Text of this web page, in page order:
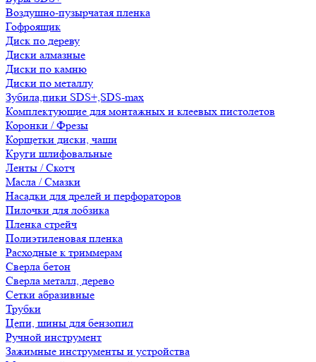
Воздушно-пузырчатая пленка
Гофроящик
Диск по дереву
Диски алмазные
Диски по камню
Диски по металлу
Зубила,пики SDS+,SDS-max
Комплектующие для монтажных и клеевых пистолетов
Коронки / Фрезы
Корщетки диски, чаши
Круги шлифовальные
Ленты / Скотч
Масла / Смазки
Насадки для дрелей и перфораторов
Пилочки для лобзика
Пленка стрейч
Полиэтиленовая пленка
Расходные к триммерам
Сверла бетон
Сверла металл, дерево
Сетки абразивные
Трубки
Цепи, шины для бензопил
Ручной инструмент
Зажимные инструменты и устройства